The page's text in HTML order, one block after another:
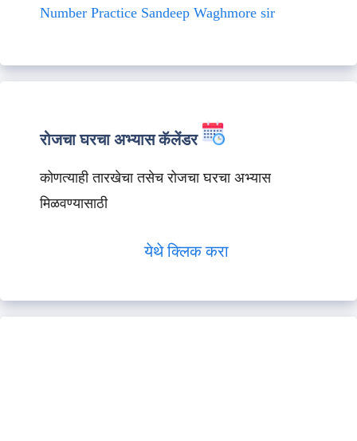
Number Practice Sandeep Waghmore sir
रोजचा घरचा अभ्यास कॅलेंडर
कोणत्याही तारखेचा तसेच रोजचा घरचा अभ्यास
मिळवण्यासाठी
येथे क्लिक करा